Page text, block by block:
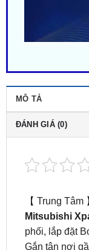
ĐÁNH GIÁ (0)
【 Trung
phối, lắp đặt
Gắn tận nơi
Phong cách
tâm chuyên